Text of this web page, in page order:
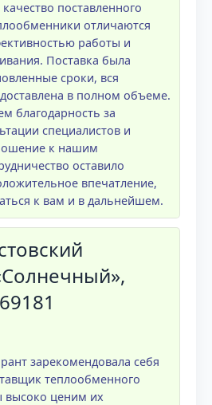
поставленного
отличаются
работы и
Поставка была
сроки, вся
в полном объеме.
благодарность за
специалистов и
к нашим
оставило
впечатление,
к вам и в дальнейшем.
зарекомендовала себя
теплообменного
ценим их